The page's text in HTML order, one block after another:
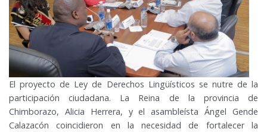
El proyecto de Ley de Derechos Lingüísticos se nutre de la
participación ciudadana. La Reina de la provincia de
Chimborazo, Alicia Herrera, y el asambleísta Ángel Gende
Calazacón coincidieron en la necesidad de fortalecer la